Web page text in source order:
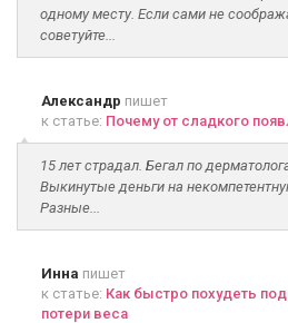
одному месту. Если сами не
советуйте...
Александр пишет
к статье: Почему от сладкого
15 лет страдал. Бегал по
Выкинутые деньги на
Разные...
Инна пишет
к статье: Как быстро похудеть
потери веса